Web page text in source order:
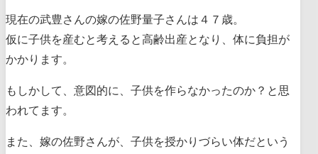
現在の武豊さんの嫁の佐野量子さんは４７歳。
仮に子供を産むと考えると高齢出産となり、体に負担が
かかります。
もしかして、意図的に、子供を作らなかったのか？と思
われてます。
また、嫁の佐野さんが、子供を授かりづらい体だという